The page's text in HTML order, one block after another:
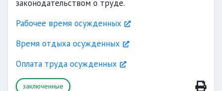
законодательством о труде.
Рабочее время осужденных
Время отдыха осужденных
Оплата труда осужденных
заключенные